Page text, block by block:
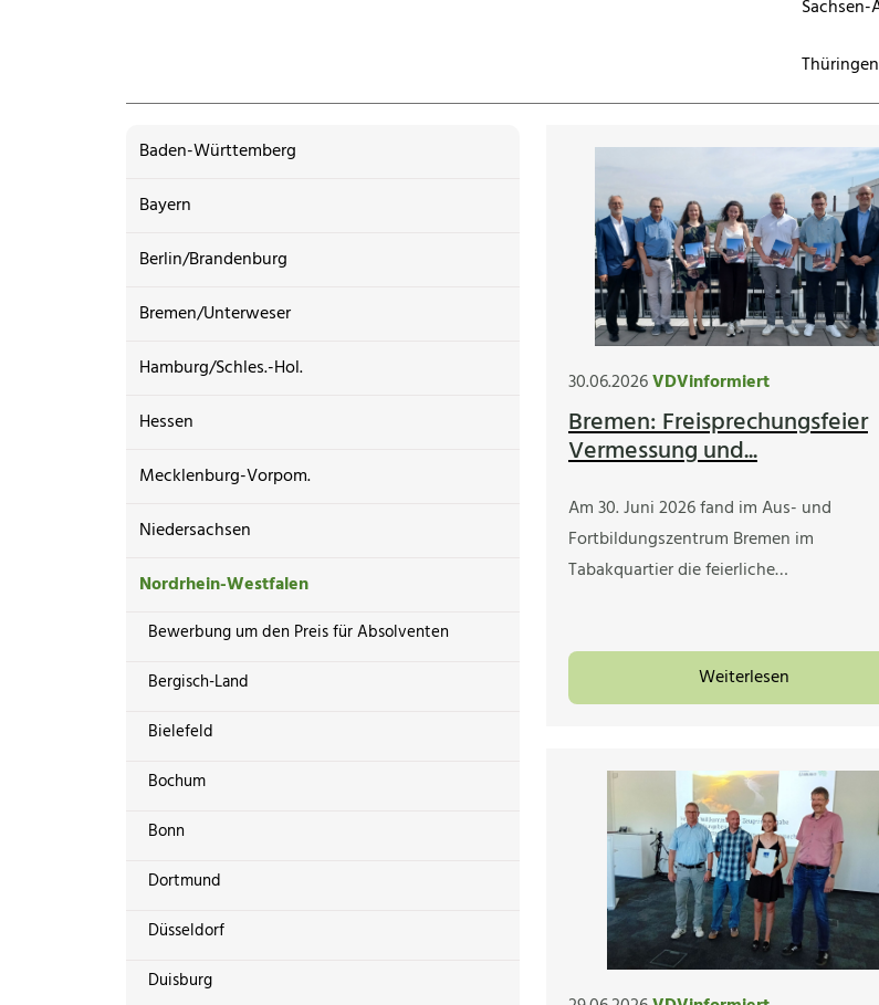
Thüringen
Baden-Württemberg
Bayern
Berlin/Brandenburg
Bremen/Unterweser
Hamburg/Schles.-Hol.
Hessen
Mecklenburg-Vorpom.
Niedersachsen
Nordrhein-Westfalen
Bewerbung um den Preis für Absolventen
Bergisch-Land
Bielefeld
Bochum
Bonn
Dortmund
Düsseldorf
Duisburg
30.06.2026VDVinformiert
Bremen: Freisprechungsfeier
Vermessung und...
Am 30. Juni 2026 fand im Aus- und
Fortbildungszentrum Bremen im
Tabakquartier die feierliche…
Weiterlesen